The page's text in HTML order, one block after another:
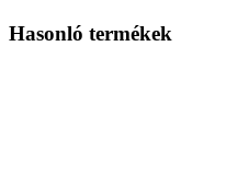
Hasonló termékek